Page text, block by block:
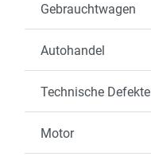
Gebrauchtwagen
Autohandel
Technische Defekte
Motor